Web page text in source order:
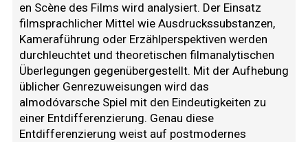
en Scène des Films wird analysiert. Der Einsatz
filmsprachlicher Mittel wie Ausdruckssubstanzen,
Kameraführung oder Erzählperspektiven werden
durchleuchtet und theoretischen filmanalytischen
Überlegungen gegenübergestellt. Mit der Aufhebung
üblicher Genrezuweisungen wird das
almodóvarsche Spiel mit den Eindeutigkeiten zu
einer Entdifferenzierung. Genau diese
Entdifferenzierung weist auf postmodernes